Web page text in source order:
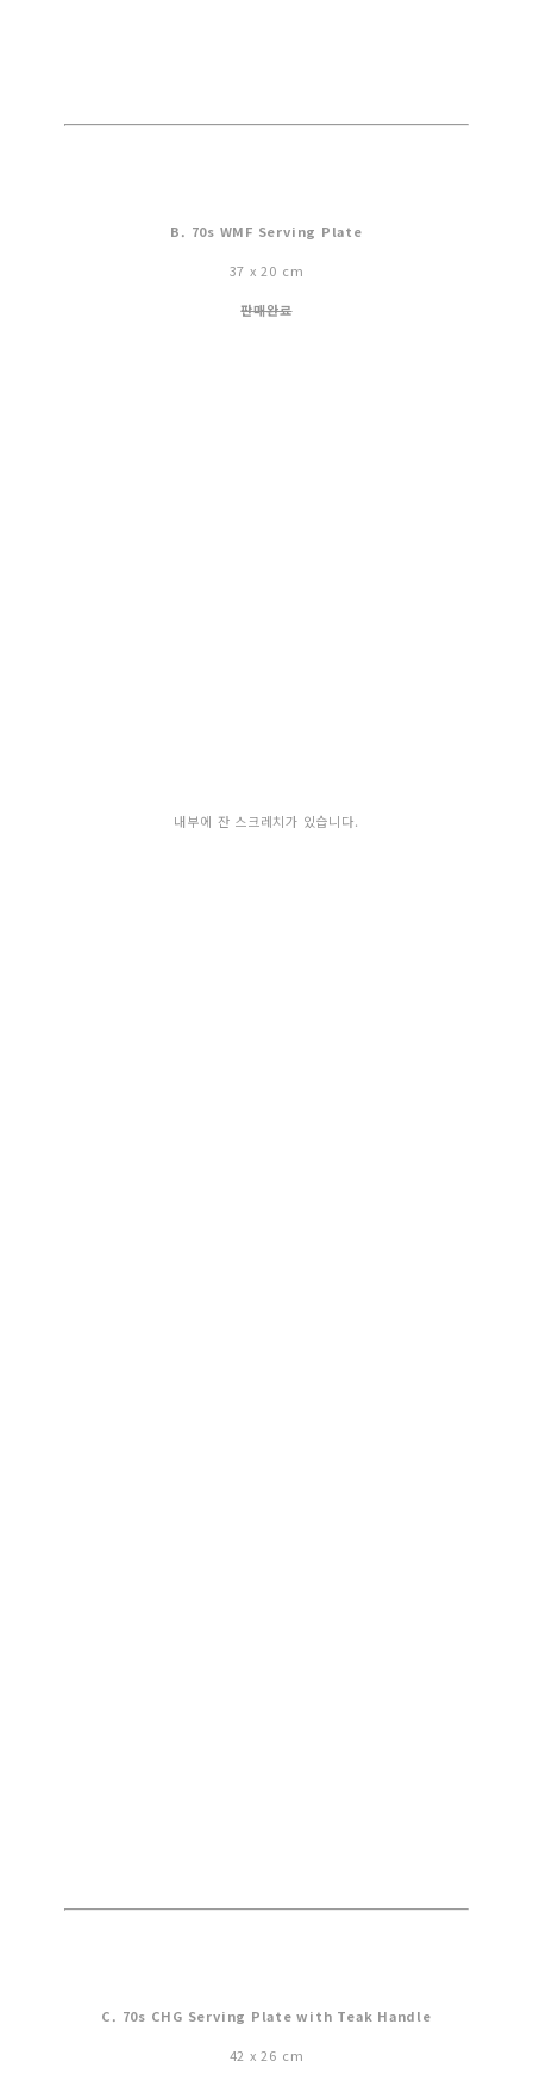
B. 70s WMF Serving Plate
37 x 20 cm
판매완료
내부에 잔 스크레치가 있습니다.
C. 70s CHG Serving Plate with Teak Handle
42 x 26 cm